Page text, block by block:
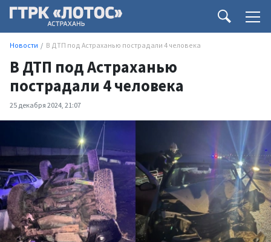
Новости В ДТП под Астраханью пострадали 4 человека
В ДТП под Астраханью
пострадали 4 человека
25 декабря 2024, 21:07